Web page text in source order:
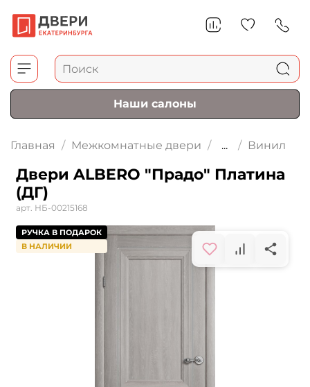
Наши салоны
Главная Межкомнатные двери ... Винил
Двери ALBERO "Прадо" Платина
(ДГ)
арт. НБ-00215168
РУЧКА В ПОДАРОК
В НАЛИЧИИ